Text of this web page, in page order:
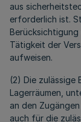
aus
erforderlich ist.
Tätigkeit der
aufweisen.
(2) Die zulässige
Lagerräumen,
an den
auch für die